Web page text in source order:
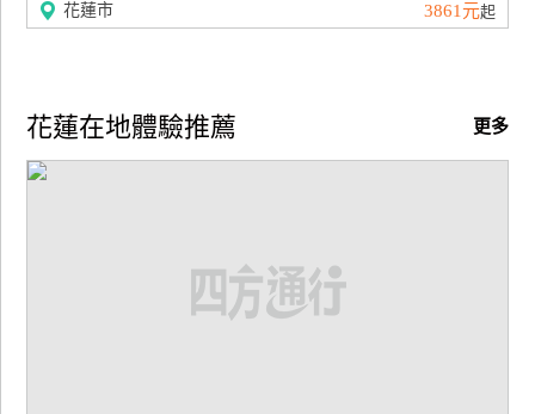
合
花蓮市 3861元起
更多
花蓮在地體驗推薦